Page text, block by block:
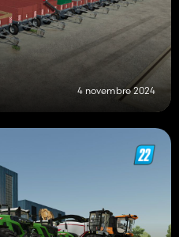
4 novembre 2024